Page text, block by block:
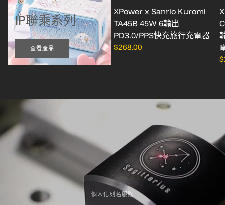
IP聯乘系列
查看產品
XPower x Sanrio Kuromi
TA45B 45W 6輸出
PD3.0/PPS快充旅行充電器
$268.00
個人化刻名服務